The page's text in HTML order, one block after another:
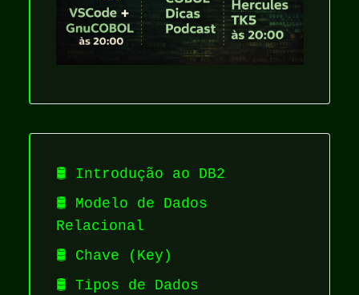
🛢️ Introdução ao DB2
🛢️ Modelo de Dados
Relacional
🛢️ Chave (Key)
🛢️ Tipos de Dados